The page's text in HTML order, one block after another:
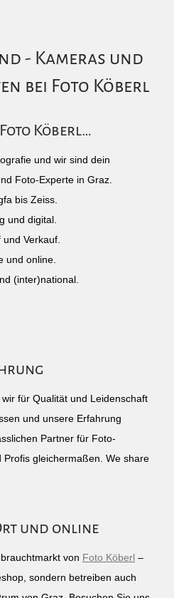
- Kameras und
bei Foto Köberl
Köberl…
und wir sind dein
Foto-Experte in Graz.
bis Zeiss.
und digital.
und Verkauf.
und online.
(inter)national.
für Qualität und Leidenschaft
und unsere Erfahrung
Partner für Foto-
Profis gleichermaßen. We share
und online
von Foto Köberl –
sondern betreiben auch